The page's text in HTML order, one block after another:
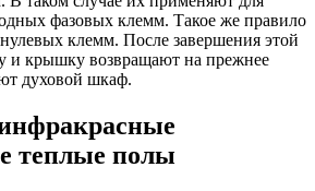
фазовых клемм. Такое же правило
нулевых клемм. После завершения этой
и крышку возвращают на прежнее
духовой шкаф.
теплые полы